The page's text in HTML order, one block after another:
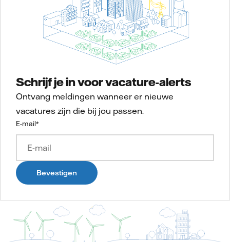
Schrijf je in voor vacature-alerts
Ontvang meldingen wanneer er nieuwe
vacatures zijn die bij jou passen.
E-mail*
Bevestigen